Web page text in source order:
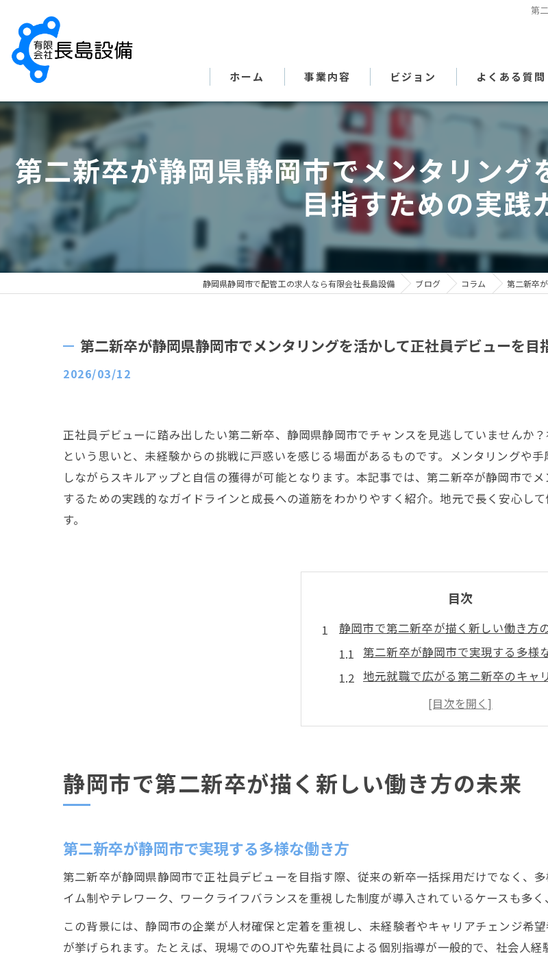
第
ホーム 事業内容 ビジョン よくある質問
第二新卒が静岡県静岡市でメンタリン
目指すための実践
静岡県静岡市で配管工の求人なら有限会社長島設備 ブログ コラム 第二新卒
第二新卒が静岡県静岡市でメンタリングを活かして正社員デビューを目
2026/03/12
正社員デビューに踏み出したい第二新卒、静岡県静岡市でチャンスを見逃していませんか
という思いと、未経験からの挑戦に戸惑いを感じる場面があるものです。メンタリングや
しながらスキルアップと自信の獲得が可能となります。本記事では、第二新卒が静岡市で
するための実践的なガイドラインと成長への道筋をわかりやすく紹介。地元で長く安心し
す。
目次
静岡市で第二新卒が描く新しい働き方
第二新卒が静岡市で実現する多様
地元就職で広がる第二新卒のキャ
第二新卒でも叶う安定と成長の両
静岡市の就職支援で描く第二新卒
メンタリングを生かした正社員デビュ
第二新卒がメンタリングで得る成
静岡市で実践する第二新卒の伴走
第二新卒が安心できるメンタリン
未経験歓迎求人で第二新卒が注目
静岡市で第二新卒が描く新しい働き方の未来
第二新卒が静岡市で実現する多様な働き方
第二新卒が静岡県静岡市で正社員デビューを目指す際、従来の新卒一括採用だけでなく、
イム制やテレワーク、ワークライフバランスを重視した制度が導入されているケースも多く
この背景には、静岡市の企業が人材確保と定着を重視し、未経験者やキャリアチェンジ希
が挙げられます。たとえば、現場でのOJTや先輩社員による個別指導が一般的で、社会人